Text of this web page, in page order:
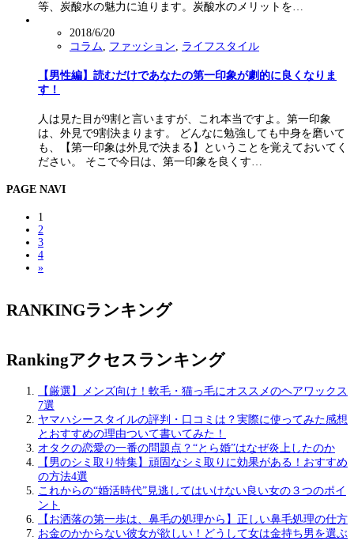
等、炭酸水の魅力に迫ります。炭酸水のメリットを…
2018/6/20
コラム, ファッション, ライフスタイル
【男性編】読むだけであなたの第一印象が劇的に良くなりま
す！
人は見た目が9割と言いますが、これ本当ですよ。第一印象
は、外見で9割決まります。 どんなに勉強しても中身を磨いて
も、【第一印象は外見で決まる】ということを覚えておいてく
ださい。 そこで今日は、第一印象を良くす…
PAGE NAVI
1
2
3
4
»
RANKINGランキング
Rankingアクセスランキング
【厳選】メンズ向け！軟毛・猫っ毛にオススメのヘアワックス
7選
ヤマハシースタイルの評判・口コミは？実際に使ってみた感想
とおすすめの理由ついて書いてみた！
オタクの恋愛の一番の問題点？“とら婚”はなぜ炎上したのか
【男のシミ取り特集】頑固なシミ取りに効果がある！おすすめ
の方法4選
これからの“婚活時代”見逃してはいけない良い女の３つのポイ
ント
【お洒落の第一歩は、鼻毛の処理から】正しい鼻毛処理の仕方
お金のかからない彼女が欲しい！どうして女は金持ち男を選ぶ